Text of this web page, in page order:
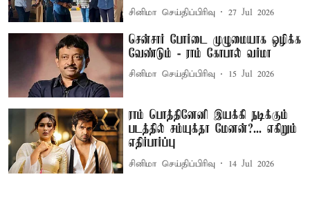
சினிமா செய்திப்பிரிவு 27 Jul 2026
சென்சார் போர்டை முழுமையாக ஒழிக்க
வேண்டும் - ராம் கோபால் வர்மா
சினிமா செய்திப்பிரிவு 15 Jul 2026
ராம் பொத்தினேனி இயக்கி நடிக்கும்
படத்தில் சம்யுக்தா மேனன்?... எகிறும்
எதிர்பார்ப்பு
சினிமா செய்திப்பிரிவு 14 Jul 2026